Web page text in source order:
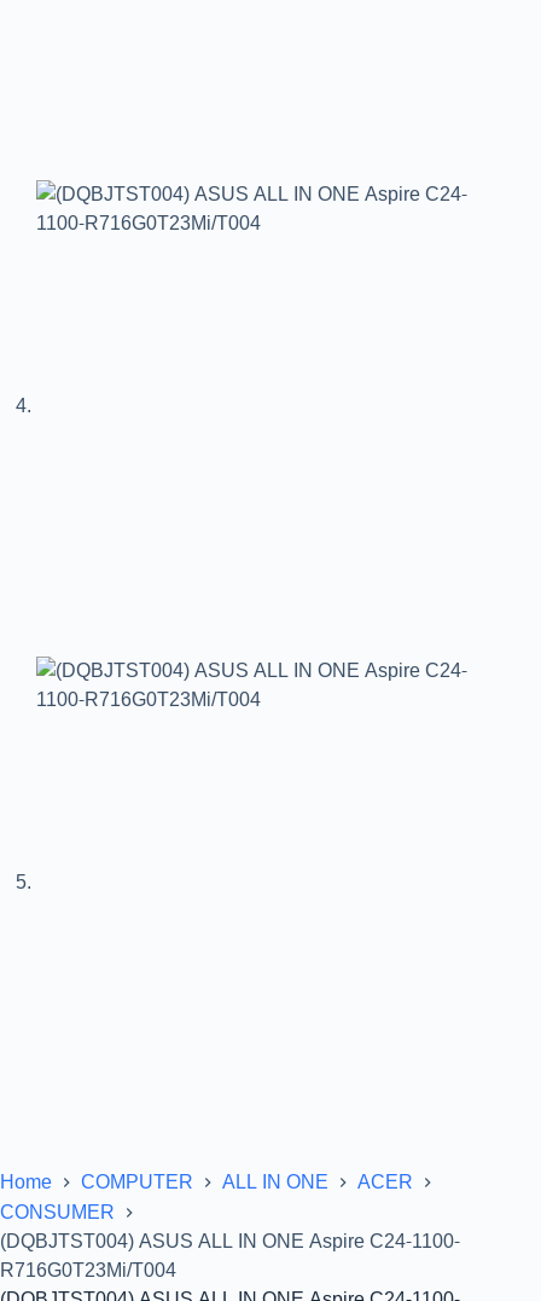
Home COMPUTER ALL IN ONE
ACER
CONSUMER
(DQBJTST004) ASUS ALL IN ONE Aspire C24-1100-
R716G0T23Mi/T004